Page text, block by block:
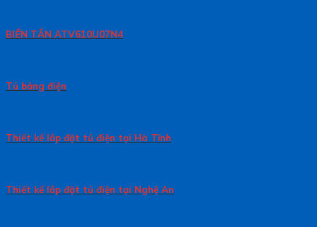
BIẾN TẦN ATV610U07N4
Tủ bảng điện
Thiết kế lắp đặt tủ điện tại Hà Tĩnh
Thiết kế lắp đặt tủ điện tại Nghệ An